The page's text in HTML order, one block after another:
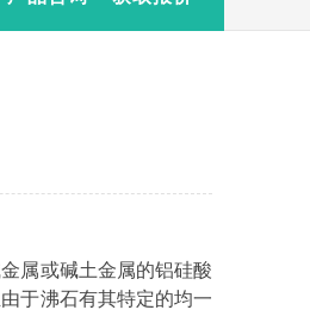
属或碱土金属的铝硅酸
于沸石有其特定的均一